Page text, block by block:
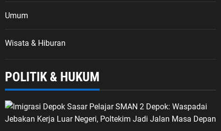
Umum
Wisata & Hiburan
POLITIK & HUKUM